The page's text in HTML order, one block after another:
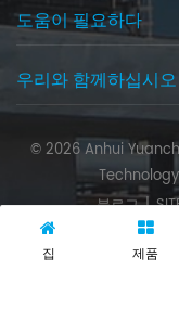
도움이 필요하다
우리와 함께하십시오
© 2026 Anhui
블로그|
집 제품